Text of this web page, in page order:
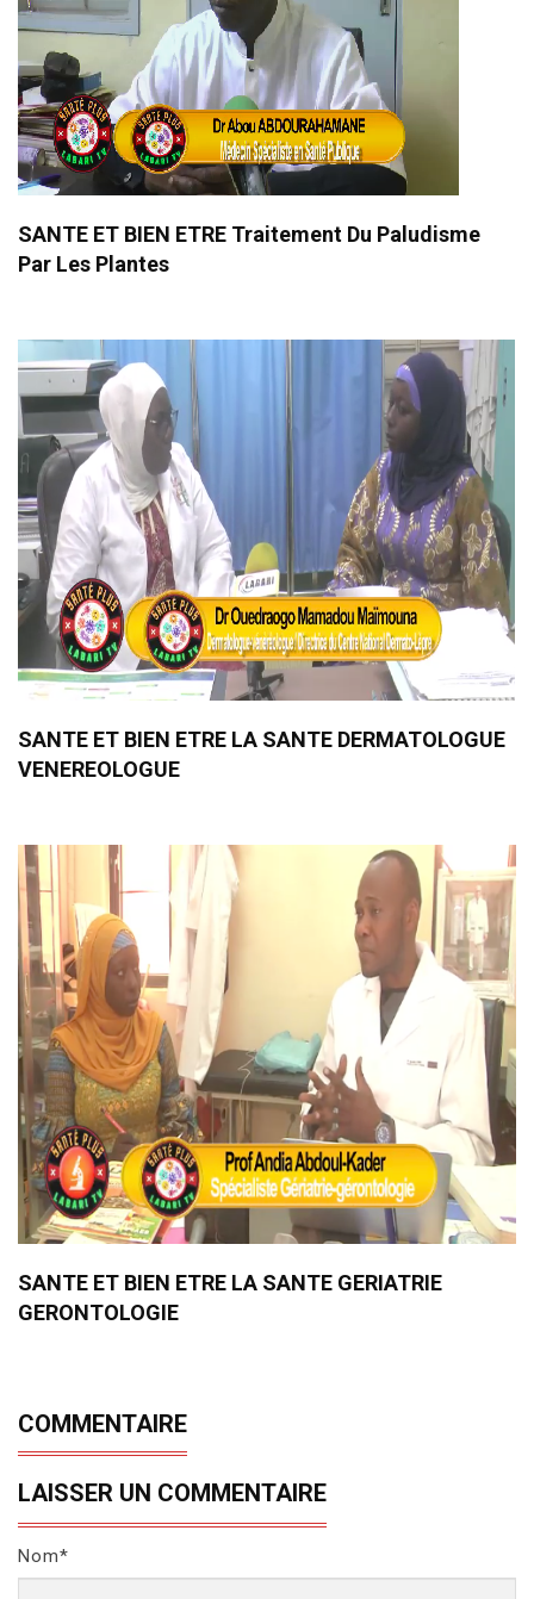
SANTE ET BIEN ETRE Traitement Du Paludisme
Par Les Plantes
SANTE ET BIEN ETRE LA SANTE DERMATOLOGUE
VENEREOLOGUE
SANTE ET BIEN ETRE LA SANTE GERIATRIE
GERONTOLOGIE
COMMENTAIRE
LAISSER UN COMMENTAIRE
Nom*